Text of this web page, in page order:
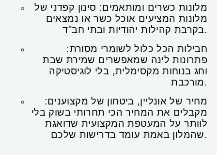
מלונות כשרים ומותאמים: סינון קפדני של
מלונות המציעים אוכל כשר או נמצאים
בקרבת קהילות יהודיות ובתי חב"ד.
חבילות הכל כלול לשומרי מסורת:
פתרונות לינה שמאפשרים שמירת שבת
וחג בנוחות מקסימלית, בלי לוגיסטיקה
מורכבת.
מחיר של אונליין, ביטחון של מקצוענים:
מקבלים את המחיר הכי תחרותי בשוק בלי
לוותר על המעטפת המקצועית שדואגת
שהמלון באמת עומד בדרישות שלכם.